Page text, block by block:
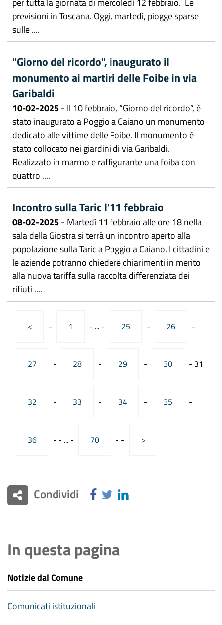
per tutta la giornata di mercoledì 12 febbraio. Le
previsioni in Toscana. Oggi, martedì, piogge sparse
sulle ....
"Giorno del ricordo", inaugurato il
monumento ai martiri delle Foibe in via
Garibaldi
10-02-2025- Il 10 febbraio, “Giorno del ricordo”, è
stato inaugurato a Poggio a Caiano un monumento
dedicato alle vittime delle Foibe. Il monumento è
stato collocato nei giardini di via Garibaldi.
Realizzato in marmo e raffigurante una foiba con
quattro ....
Incontro sulla Taric l'11 febbraio
08-02-2025- Martedì 11 febbraio alle ore 18 nella
sala della Giostra si terrà un incontro aperto alla
popolazione sulla Taric a Poggio a Caiano. I cittadini e
le aziende potranno chiedere chiarimenti in merito
alla nuova tariffa sulla raccolta differenziata dei
rifiuti ....
< - 1 - ... - 25 - 26 -
27 - 28 - 29 - 30 - 31
32 - 33 - 34 - 35 -
36 - - ...- 70 - - >
Condividi
In questa pagina
Notizie dal Comune
Comunicati istituzionali